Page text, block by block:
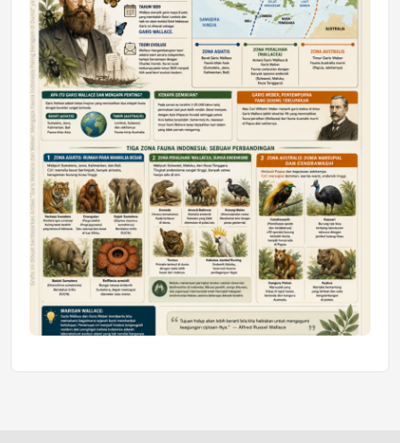
Honda SDGs Future Leaders 2026
Jumat, 10 Jul 2026 19:01